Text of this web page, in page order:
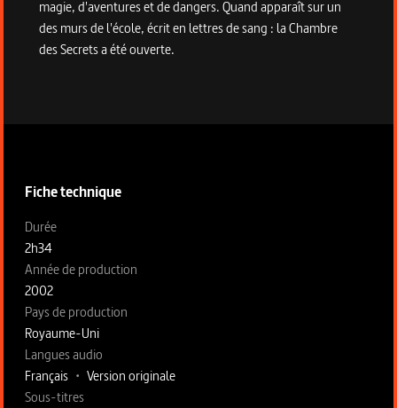
magie, d'aventures et de dangers. Quand apparaît sur un
des murs de l'école, écrit en lettres de sang : la Chambre
des Secrets a été ouverte.
Fiche technique
Fiche technique section gauche
Durée
2h34
Année de production
2002
Pays de production
Royaume-Uni
Langues audio
Français • Version originale
Sous-titres